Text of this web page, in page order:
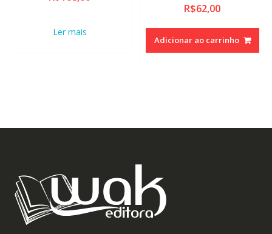
Ler mais
R$62,00
Adicionar ao carrinho